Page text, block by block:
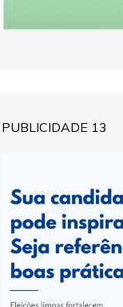
PUBLICIDADE 13